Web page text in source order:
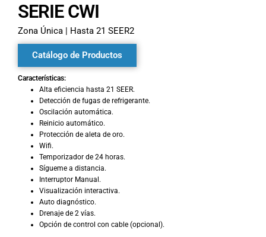
SERIE CWI
Zona Única | Hasta 21 SEER2
Catálogo de Productos
Características:
Alta eficiencia hasta 21 SEER.
Detección de fugas de refrigerante.
Oscilación automática.
Reinicio automático.
Protección de aleta de oro.
Wifi.
Temporizador de 24 horas.
Sígueme a distancia.
Interruptor Manual.
Visualización interactiva.
Auto diagnóstico.
Drenaje de 2 vías.
Opción de control con cable (opcional).